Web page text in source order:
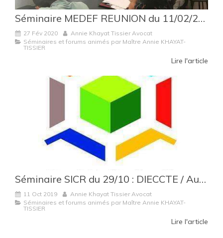
Séminaire MEDEF REUNION du 11/02/2020 : DIECCTE / Autorité de la Concurrence : faire face aux contrôles et enquêtes
27 Fév 2020
Annie Khayat Tissier Avocat
Séminaires et forums animés par Maître Annie KHAYAT-
TISSIER
Lire l'article
Séminaire SICR du 29/10 : DIECCTE / Autorité de la Concurrence : faire face aux contrôles et enquêtes
11 Oct 2019
Annie Khayat Tissier Avocat
Séminaires et forums animés par Maître Annie KHAYAT-
TISSIER
Lire l'article